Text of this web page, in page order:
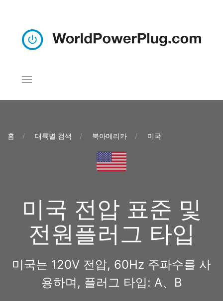
홈 대륙별 검색 북아메리카 미국
미국 전압 표준 및
전원플러그 타입
미국는 120V 전압, 60Hz 주파수를 사
용하며, 플러그 타입: A、B